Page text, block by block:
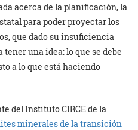
acerca de la planificación, la
para poder proyectar los
que dado su insuficiencia
una idea: lo que se debe
a lo que está haciendo
del Instituto CIRCE de la
minerales de la transición